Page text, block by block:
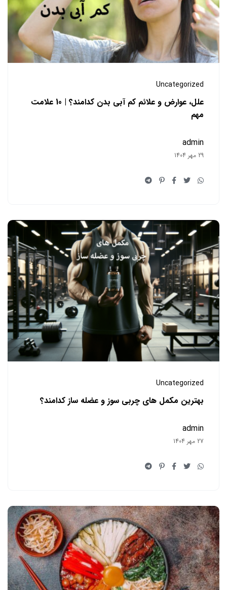
Uncategorized
علل، عوارض و علائم کم آبی بدن کدامند؟ | 10 علامت
مهم
admin
29 مهر 1404
Uncategorized
بهترین مکمل های چربی سوز و عضله ساز کدامند؟
admin
27 مهر 1404